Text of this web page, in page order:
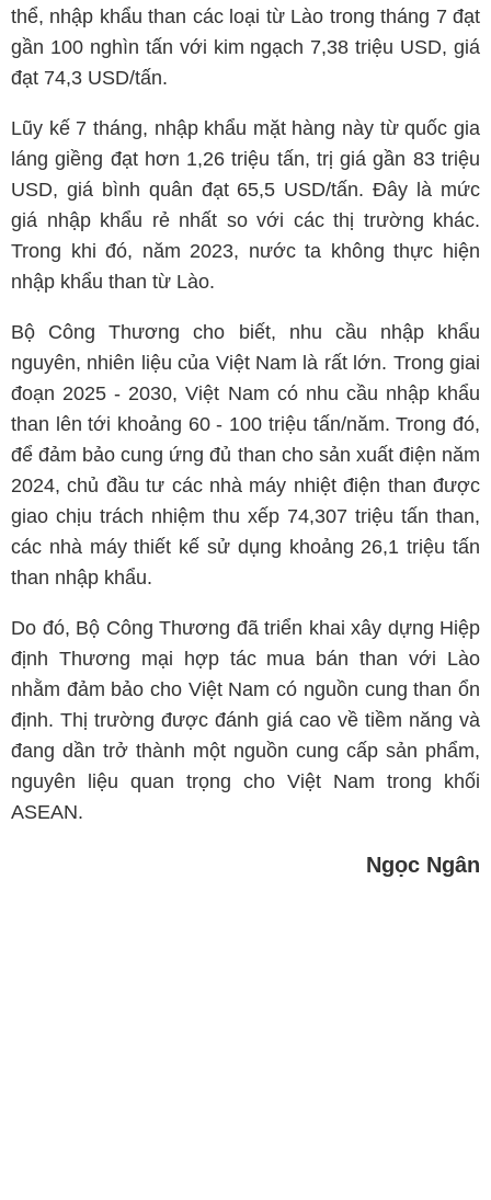
thể, nhập khẩu than các loại từ Lào trong tháng 7 đạt
gần 100 nghìn tấn với kim ngạch 7,38 triệu USD, giá
đạt 74,3 USD/tấn.
Lũy kế 7 tháng, nhập khẩu mặt hàng này từ quốc gia
láng giềng đạt hơn 1,26 triệu tấn, trị giá gần 83 triệu
USD, giá bình quân đạt 65,5 USD/tấn. Đây là mức
giá nhập khẩu rẻ nhất so với các thị trường khác.
Trong khi đó, năm 2023, nước ta không thực hiện
nhập khẩu than từ Lào.
Bộ Công Thương cho biết, nhu cầu nhập khẩu
nguyên, nhiên liệu của Việt Nam là rất lớn. Trong giai
đoạn 2025 - 2030, Việt Nam có nhu cầu nhập khẩu
than lên tới khoảng 60 - 100 triệu tấn/năm. Trong đó,
để đảm bảo cung ứng đủ than cho sản xuất điện năm
2024, chủ đầu tư các nhà máy nhiệt điện than được
giao chịu trách nhiệm thu xếp 74,307 triệu tấn than,
các nhà máy thiết kế sử dụng khoảng 26,1 triệu tấn
than nhập khẩu.
Do đó, Bộ Công Thương đã triển khai xây dựng Hiệp
định Thương mại hợp tác mua bán than với Lào
nhằm đảm bảo cho Việt Nam có nguồn cung than ổn
định. Thị trường được đánh giá cao về tiềm năng và
đang dần trở thành một nguồn cung cấp sản phẩm,
nguyên liệu quan trọng cho Việt Nam trong khối
ASEAN.
Ngọc Ngân